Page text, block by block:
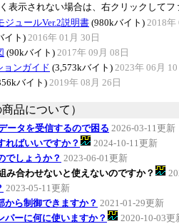
表示されない場合は、右クリックして
ジュールVer.2説明書 (980kバイト) 2018年
イト) 2016年 01月 30日
(90kバイト) 2017年 09月 08日
ョンガイド (3,573kバイト) 2023年 06月
バイト) 2019年 08月 26日
品について）
ータを受信するので困る 2026-03-11更新
ればいいですか？
2024-10-11更新
でしょうか？ 2023-06-01更新
み合わせないと使えないのですか？
2023-05-11更新
から制御できますか？ 2021-01-29更新
パーに何に使いますか？
2020-10-03更